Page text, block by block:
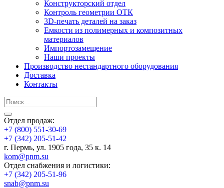
Конструкторский отдел
Контроль геометрии ОТК
3D-печать деталей на заказ
Емкости из полимерных и композитных
материалов
Импортозамещение
Наши проекты
Производство нестандартного оборудования
Доставка
Контакты
Отдел продаж:
+7 (800) 551-30-69
+7 (342) 205-51-42
г. Пермь, ул. 1905 года, 35 к. 14
kom@pnm.su
Отдел снабжения и логистики:
+7 (342) 205-51-96
snab@pnm.su